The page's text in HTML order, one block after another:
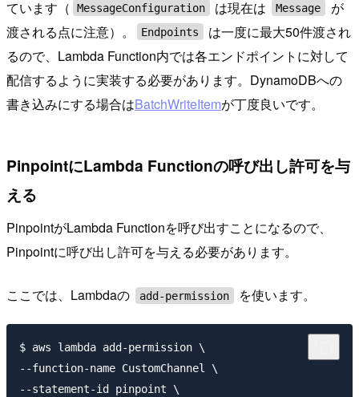
ています（ MessageConfiguration は現在は Message
が
渡される点に注意）。
Endpoints
は一度に最大50件渡され
るので、Lambda Function内では各エンドポイントに対して
配信するように実装する必要があります。DynamoDBへの
書き込みにする場合はBatchWriteItemが丁度良いです。
PinpointにLambda Functionの呼び出し許可を与
える
PinpointがLambda Functionを呼び出すことになるので、
Pinpointに呼び出し許可を与える必要があります。
ここでは、Lambdaの add-permission を使います。
$ aws lambda add-permission \
--function-name CustomChannel \
--statement-id pinpoint \